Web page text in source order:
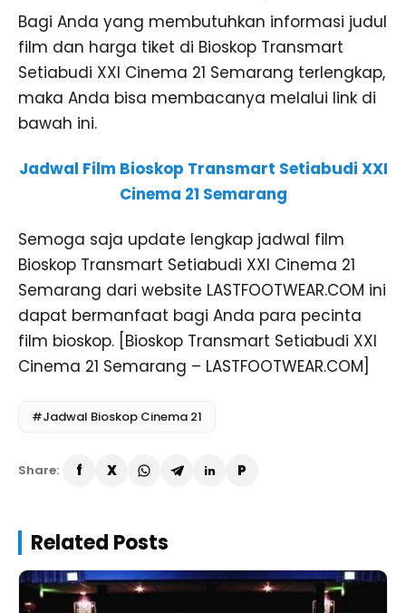
Bagi Anda yang membutuhkan informasi judul
film dan harga tiket di Bioskop Transmart
Setiabudi XXI Cinema 21 Semarang terlengkap,
maka Anda bisa membacanya melalui link di
bawah ini.
Jadwal Film Bioskop Transmart Setiabudi XXI
Cinema 21 Semarang
Semoga saja update lengkap jadwal film
Bioskop Transmart Setiabudi XXI Cinema 21
Semarang dari website LASTFOOTWEAR.COM ini
dapat bermanfaat bagi Anda para pecinta
film bioskop. [Bioskop Transmart Setiabudi XXI
Cinema 21 Semarang – LASTFOOTWEAR.COM]
#Jadwal Bioskop Cinema 21
Share:
Related Posts